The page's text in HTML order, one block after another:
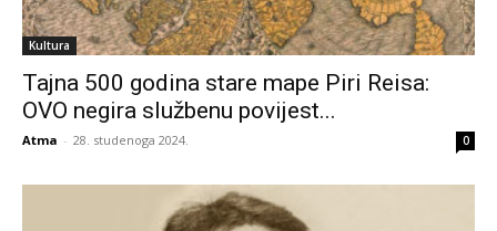
Kultura
Tajna 500 godina stare mape Piri Reisa:
OVO negira službenu povijest...
Atma - 28. studenoga 2024. 0